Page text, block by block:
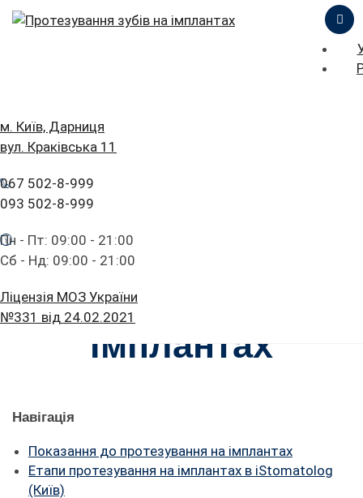
ЦІНИ
БЛОГ
ПАЦІЄНТУ
КОНТАКТИ
ПОСЛУГИ
ПРО НАС
ПРИКЛАДИ РОБІТ
БЛОГ
КОНТАКТИ
м. Київ, Дарниця
вул. Краківська 11
067 502-8-999
093 502-8-999
Пн - Пт: 09:00 - 21:00
Сб - Нд: 09:00 - 21:00
Ліцензія МОЗ України
№331 від 24.02.2021
зубів на імплантах
ОСТАВИТЬ ЗАЯВКУ
Протезування
зубів на
імплантах
Навігація
Показання до протезування на імплантах
Етапи протезування на імплантах в iStomatolog
(Київ)